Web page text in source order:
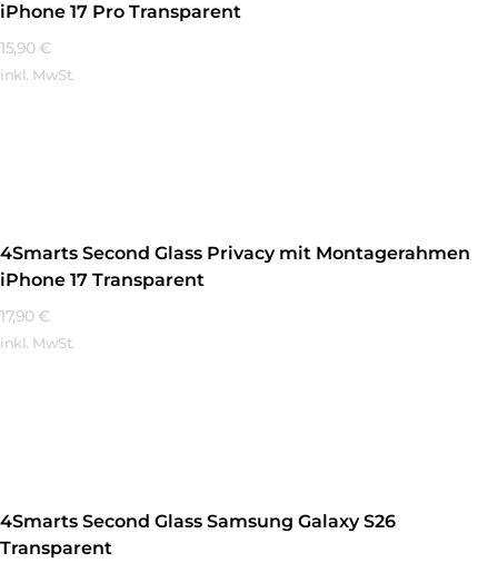
iPhone 17 Pro Transparent
15,90 €
inkl. MwSt.
4Smarts Second Glass Privacy mit Montagerahmen
iPhone 17 Transparent
17,90 €
inkl. MwSt.
4Smarts Second Glass Samsung Galaxy S26
Transparent